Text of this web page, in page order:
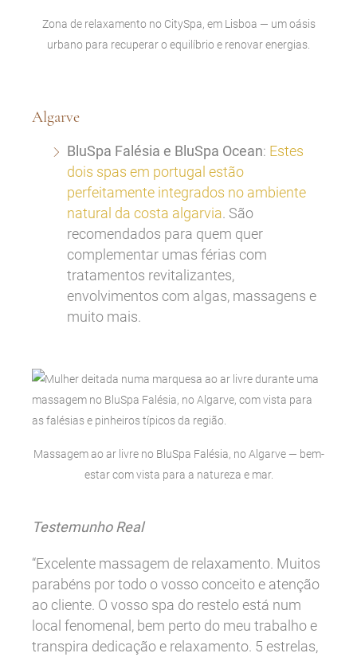
Zona de relaxamento no CitySpa, em Lisboa — um oásis
urbano para recuperar o equilíbrio e renovar energias.
Algarve
BluSpa Falésia e BluSpa Ocean: Estes
dois spas em portugal estão
perfeitamente integrados no ambiente
natural da costa algarvia. São
recomendados para quem quer
complementar umas férias com
tratamentos revitalizantes,
envolvimentos com algas, massagens e
muito mais.
Massagem ao ar livre no BluSpa Falésia, no Algarve — bem-
estar com vista para a natureza e mar.
Testemunho Real
“Excelente massagem de relaxamento. Muitos
parabéns por todo o vosso conceito e atenção
ao cliente. O vosso spa do restelo está num
local fenomenal, bem perto do meu trabalho e
transpira dedicação e relaxamento. 5 estrelas,